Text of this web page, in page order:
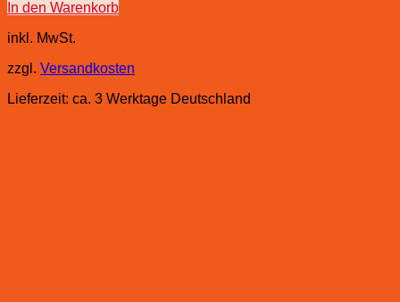
In den Warenkorb
inkl. MwSt.
zzgl. Versandkosten
Lieferzeit: ca. 3 Werktage Deutschland